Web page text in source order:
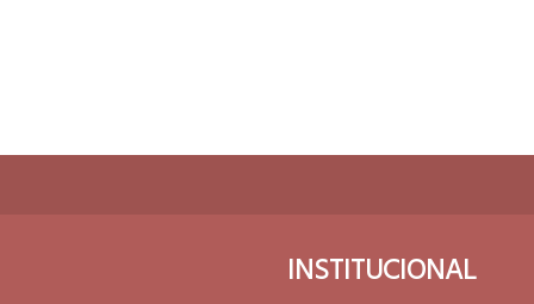
INSTITUCIONAL